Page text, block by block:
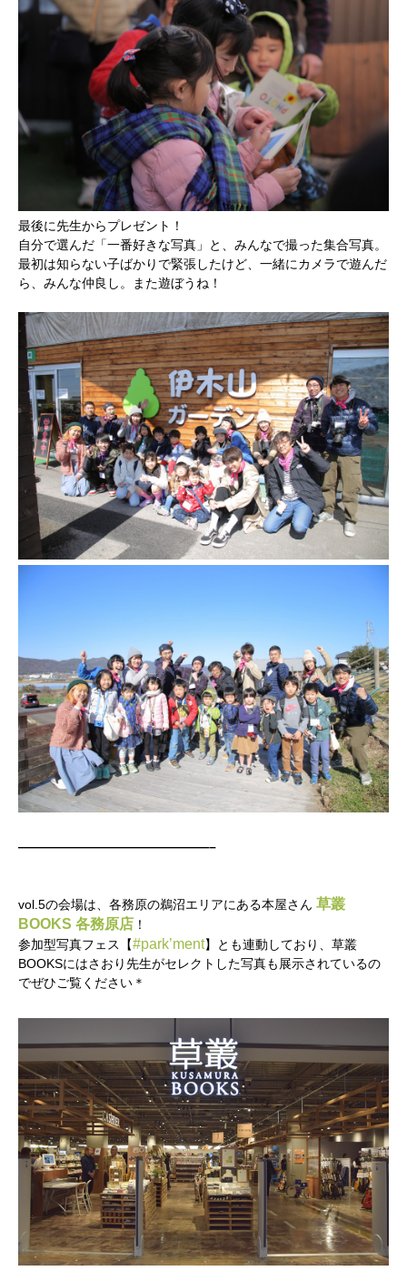
最後に先生からプレゼント！
自分で選んだ「一番好きな写真」と、みんなで撮った集合写真。
最初は知らない子ばかりで緊張したけど、一緒にカメラで遊んだ
ら、みんな仲良し。また遊ぼうね！
———————————————–
vol.5の会場は、各務原の鵜沼エリアにある本屋さん 草叢
BOOKS 各務原店 ！
参加型写真フェス【#park’ment】とも連動しており、草叢
BOOKSにはさおり先生がセレクトした写真も展示されているの
でぜひご覧ください＊